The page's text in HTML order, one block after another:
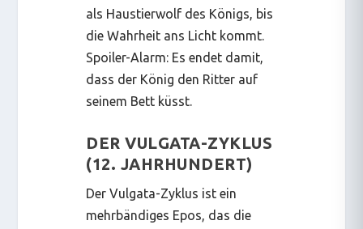
als Haustierwolf des Königs, bis
die Wahrheit ans Licht kommt.
Spoiler-Alarm: Es endet damit,
dass der König den Ritter auf
seinem Bett küsst.
DER VULGATA-ZYKLUS
(12. JAHRHUNDERT)
Der Vulgata-Zyklus ist ein
mehrbändiges Epos, das die